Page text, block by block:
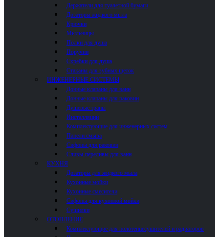
Держатели для туалетной бумаги
Дозаторы жидкого мыла
Крючки
Мыльницы
Полки для душа
Поручни
Скребки для душа
Стаканы для зубных щеток
ИНЖЕНЕРНЫЕ СИСТЕМЫ
Донные клапаны для ванн
Донные клапаны для раковин
Душевые трапы
Инсталляции
Комплектующие для инженерных систем
Панели смыва
Сифоны для раковин
Сливы-переливы для ванн
КУХНЯ
Дозаторы для жидкого мыла
Кухонные мойки
Кухонные смесители
Сифоны для кухонной мойки
Сушилки
ОТОПЛЕНИЕ
Комплектующие для полотенцесушителей и радиаторов